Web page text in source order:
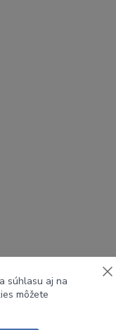
súhlasu aj na
môžete